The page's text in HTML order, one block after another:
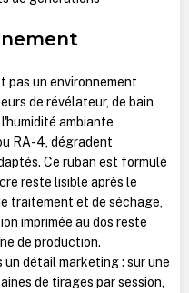
pas un environnement
de révélateur, de bain
ambiante
RA-4, dégradent
Ce ruban est formulé
reste lisible après le
traitement et de séchage,
imprimée au dos reste
de production.
un détail marketing : sur une
de tirages par session,